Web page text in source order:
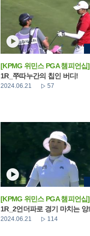
[KPMG 위민스 PGA 챔피언십]
1R_쭈따누간의 칩인 버디!
2024.06.21 57
[KPMG 위민스 PGA 챔피언십]
1R_2언더파로 경기 마치는 양
2024.06.21 114